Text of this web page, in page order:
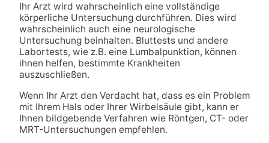
Ihr Arzt wird wahrscheinlich eine vollständige
körperliche Untersuchung durchführen. Dies wird
wahrscheinlich auch eine neurologische
Untersuchung beinhalten. Bluttests und andere
Labortests, wie z.B. eine Lumbalpunktion, können
ihnen helfen, bestimmte Krankheiten
auszuschließen.
Wenn Ihr Arzt den Verdacht hat, dass es ein Problem
mit Ihrem Hals oder Ihrer Wirbelsäule gibt, kann er
Ihnen bildgebende Verfahren wie Röntgen, CT- oder
MRT-Untersuchungen empfehlen.